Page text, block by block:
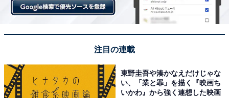
注目の連載
東野圭吾や湊かなえだけじゃな
い、「業と罪」を描く『映画ち
いかわ』から強く連想した映画